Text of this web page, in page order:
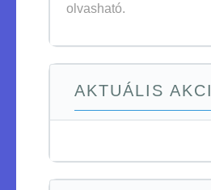
olvasható.
AKTUÁLIS